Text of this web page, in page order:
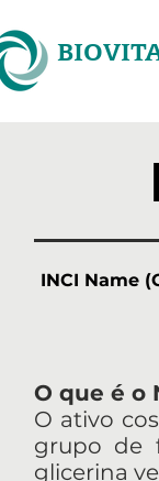
INCI Name
O que é o
O ativo
grupo de
glicerina